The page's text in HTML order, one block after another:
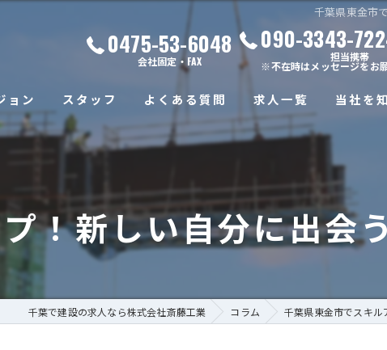
千葉県東金市
0475-53-6048
会社固定・FAX
090-3343-
担当携帯
※不在時はメッセージをお
ョン スタッフ よくある質問 求人一覧 当社を
経験者
高収入
！新しい自分に出会
千葉で建設の求人なら株式会社斎藤工業 コラム 千葉県東金市でスキ